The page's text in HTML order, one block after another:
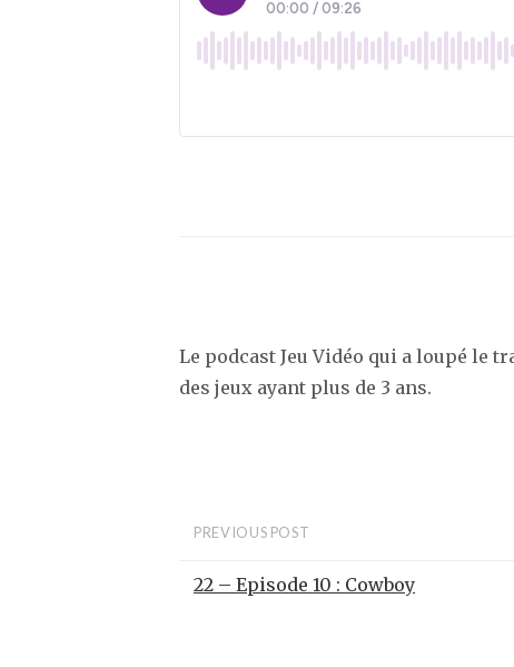
Le podcast Jeu Vidéo qui a loupé le
des jeux ayant plus de 3 ans.
PREVIOUS POST
22 – Episode 10 : Cowboy